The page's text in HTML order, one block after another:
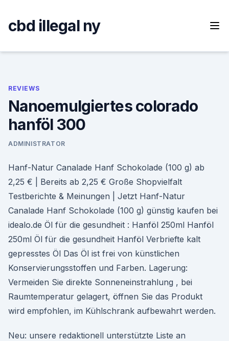
content
cbd illegal ny
REVIEWS
Nanoemulgiertes colorado
hanföl 300
ADMINISTRATOR
Hanf-Natur Canalade Hanf Schokolade (100 g) ab
2,25 € | Bereits ab 2,25 € Große Shopvielfalt
Testberichte & Meinungen | Jetzt Hanf-Natur
Canalade Hanf Schokolade (100 g) günstig kaufen bei
idealo.de Öl für die gesundheit : Hanföl 250ml Hanföl
250ml Öl für die gesundheit Hanföl Verbriefte kalt
gepresstes Öl Das Öl ist frei von künstlichen
Konservierungsstoffen und Farben. Lagerung:
Vermeiden Sie direkte Sonneneinstrahlung , bei
Raumtemperatur gelagert, öffnen Sie das Produkt
wird empfohlen, im Kühlschrank aufbewahrt werden.
Neu: unsere redaktionell unterstützte Liste an